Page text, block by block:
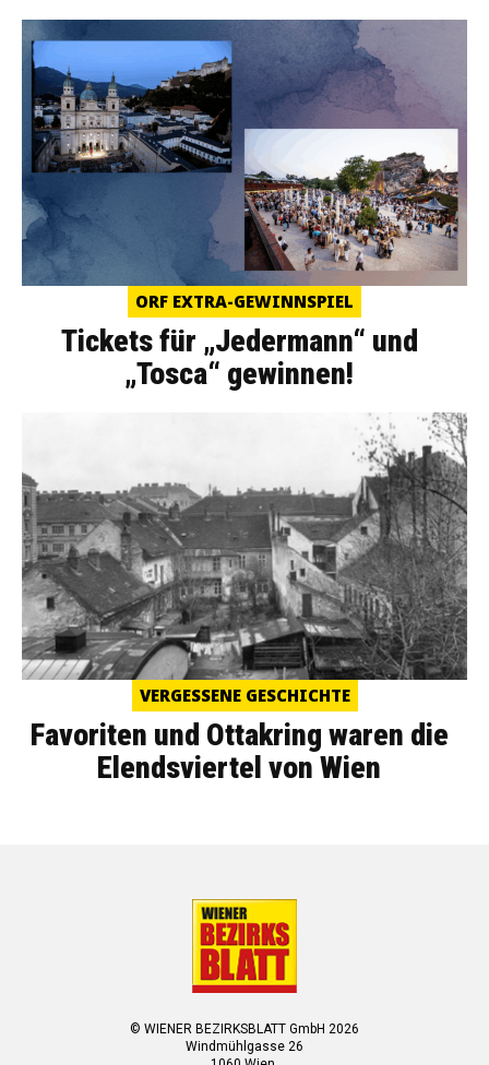
ORF EXTRA-GEWINNSPIEL
Tickets für „Jedermann“ und
„Tosca“ gewinnen!
VERGESSENE GESCHICHTE
Favoriten und Ottakring waren die
Elendsviertel von Wien
© WIENER BEZIRKSBLATT GmbH 2026
Windmühlgasse 26